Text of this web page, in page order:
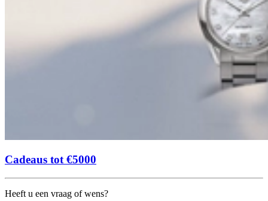
Cadeaus tot €5000
Heeft u een vraag of wens?